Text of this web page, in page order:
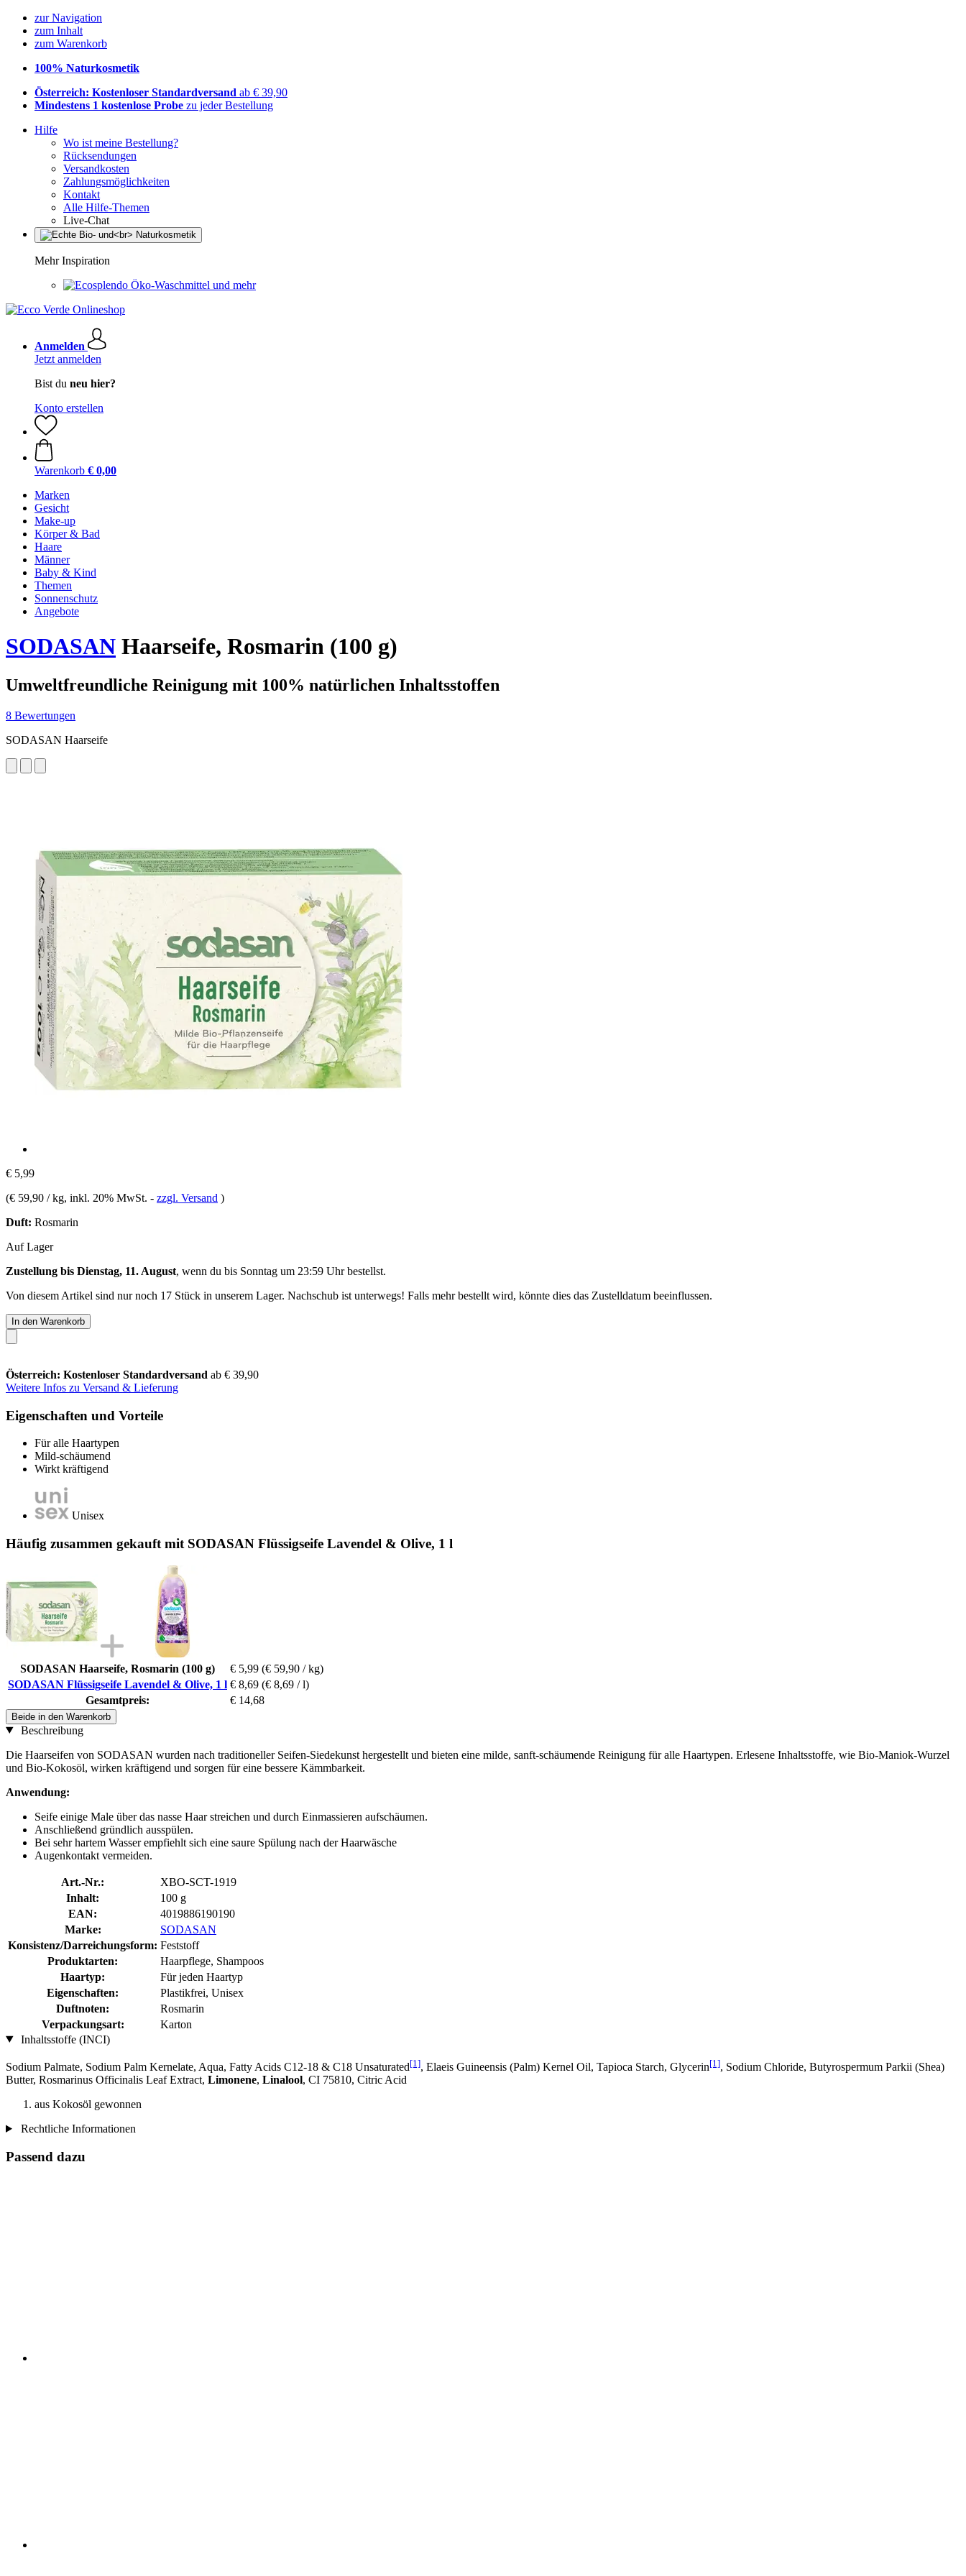
zur Navigation
zum Inhalt
zum Warenkorb
100% Naturkosmetik
Österreich: Kostenloser Standardversand ab € 39,90
Mindestens 1 kostenlose Probe zu jeder Bestellung
Hilfe
Wo ist meine Bestellung?
Rücksendungen
Versandkosten
Zahlungsmöglichkeiten
Kontakt
Alle Hilfe-Themen
Live-Chat
Mehr Inspiration
Öko-Waschmittel und mehr
Anmelden
Jetzt anmelden
Bist du neu hier?
Konto erstellen
Warenkorb € 0,00
Marken
Gesicht
Make-up
Körper & Bad
Haare
Männer
Baby & Kind
Themen
Sonnenschutz
Angebote
SODASAN Haarseife, Rosmarin (100 g)
Umweltfreundliche Reinigung mit 100% natürlichen Inhaltsstoffen
8 Bewertungen
SODASAN Haarseife
€ 5,99
(€ 59,90 / kg, inkl. 20% MwSt. - zzgl. Versand )
Duft: Rosmarin
Auf Lager
Zustellung bis Dienstag, 11. August, wenn du bis Sonntag um 23:59 Uhrbestellst.
Von diesem Artikel sind nur noch 17 Stück in unserem Lager. Nachschub ist unterwegs! Falls mehr bestellt wird, könnte dies das Zustelldatum beeinflussen.
In den Warenkorb
Österreich: Kostenloser Standardversand ab € 39,90
Weitere Infos zu Versand & Lieferung
Eigenschaften und Vorteile
Für alle Haartypen
Mild-schäumend
Wirkt kräftigend
Unisex
Häufig zusammen gekauft mit SODASAN Flüssigseife Lavendel & Olive, 1 l
SODASAN Haarseife, Rosmarin (100 g) € 5,99 (€ 59,90 / kg)
SODASAN Flüssigseife Lavendel & Olive, 1 l € 8,69 (€ 8,69 / l)
Gesamtpreis:
€ 14,68
Beide in den Warenkorb
Beschreibung
Die Haarseifen von SODASAN wurden nach traditioneller Seifen-Siedekunst hergestellt und bieten eine milde, sanft-schäumende Reinigung für alle Haartypen. Erlesene Inhaltsstoffe, wie Bio-Maniok-Wurzel
und Bio-Kokosöl, wirken kräftigend und sorgen für eine bessere Kämmbarkeit.
Anwendung:
Seife einige Male über das nasse Haar streichen und durch Einmassieren aufschäumen.
Anschließend gründlich ausspülen.
Bei sehr hartem Wasser empfiehlt sich eine saure Spülung nach der Haarwäsche
Augenkontakt vermeiden.
Art.-Nr.:
XBO-SCT-1919
Inhalt:
100 g
EAN:
4019886190190
Marke:
SODASAN
Konsistenz/Darreichungsform: Feststoff
Produktarten:
Haarpflege, Shampoos
Haartyp:
Für jeden Haartyp
Eigenschaften:
Plastikfrei, Unisex
Duftnoten:
Rosmarin
Verpackungsart:
Karton
Inhaltsstoffe (INCI)
Sodium Palmate, Sodium Palm Kernelate, Aqua, Fatty Acids C12-18 & C18 Unsaturated[1], Elaeis Guineensis (Palm) Kernel Oil, Tapioca Starch, Glycerin[1], Sodium Chloride, Butyrospermum Parkii (Shea)
Butter, Rosmarinus Officinalis Leaf Extract, Limonene, Linalool, CI 75810, Citric Acid
aus Kokosöl gewonnen
Rechtliche Informationen
Passend dazu